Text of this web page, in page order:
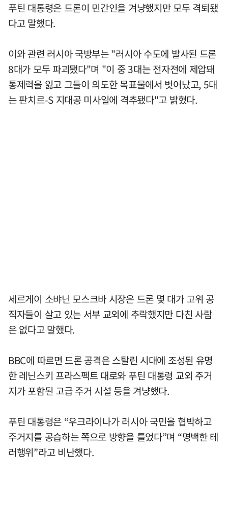
푸틴 대통령은 드론이 민간인을 겨냥했지만 모두 격퇴됐
다고 말했다.
이와 관련 러시아 국방부는 "러시아 수도에 발사된 드론
8대가 모두 파괴됐다"며 "이 중 3대는 전자전에 제압돼
통제력을 잃고 그들이 의도한 목표물에서 벗어났고, 5대
는 판치르-S 지대공 미사일에 격추됐다"고 밝혔다.
세르게이 소뱌닌 모스크바 시장은 드론 몇 대가 고위 공
직자들이 살고 있는 서부 교외에 추락했지만 다친 사람
은 없다고 말했다.
BBC에 따르면 드론 공격은 스탈린 시대에 조성된 유명
한 레닌스키 프라스펙트 대로와 푸틴 대통령 교외 주거
지가 포함된 고급 주거 시설 등을 겨냥했다.
푸틴 대통령은 “우크라이나가 러시아 국민을 협박하고
주거지를 공습하는 쪽으로 방향을 틀었다”며 “명백한 테
러행위”라고 비난했다.